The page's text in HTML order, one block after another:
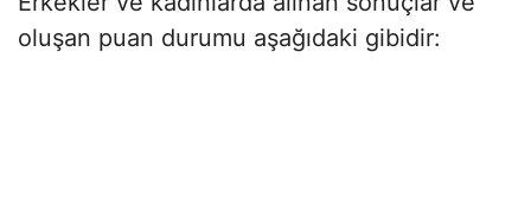
oluşan puan durumu aşağıdaki gibidir: